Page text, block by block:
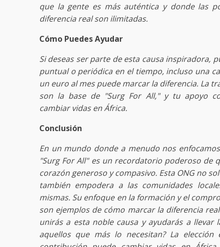
que la gente es más auténtica y donde las
diferencia real son ilimitadas.
Cómo Puedes Ayudar
Si deseas ser parte de esta causa inspiradora,
puntual o periódica en el tiempo, incluso una
un euro al mes puede marcar la diferencia. La
son la base de "Surg For All," y tu apoyo
cambiar vidas en África.
Conclusión
En un mundo donde a menudo nos
"Surg For All" es un recordatorio poderoso de
corazón generoso y compasivo. Esta ONG no
también empodera a las comunidades
mismas. Su enfoque en la formación y el
son ejemplos de cómo marcar la diferencia
unirás a esta noble causa y ayudarás a llevar
aquellos que más lo necesitan? La